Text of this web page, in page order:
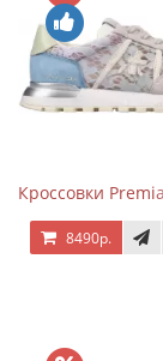
Кроссовки
8490р.